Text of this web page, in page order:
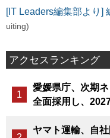
[IT Leaders編集部より]
uiting)
アクセスランキング
愛媛県庁、次期
全面採用し、
ヤマト運輸、自